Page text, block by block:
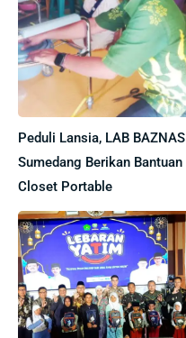
Peduli Lansia, LAB BAZNAS
Sumedang Berikan Bantuan
Closet Portable